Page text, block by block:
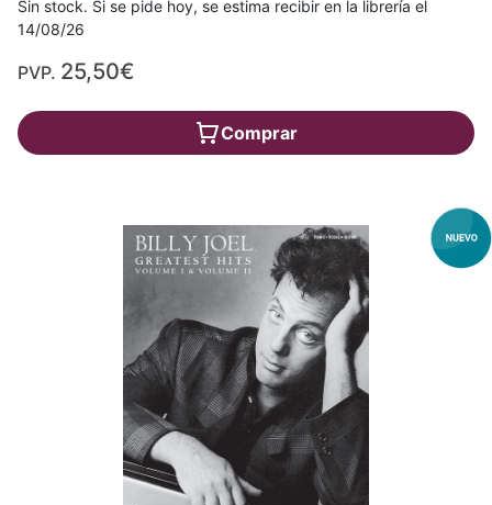
Sin stock. Si se pide hoy, se estima recibir en la librería el
14/08/26
PVP. 25,50€
Comprar